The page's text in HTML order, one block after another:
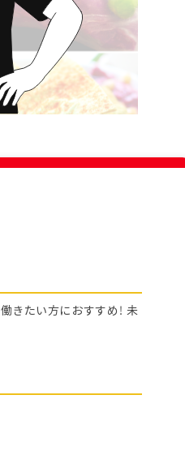
きたい方におすすめ！ 未